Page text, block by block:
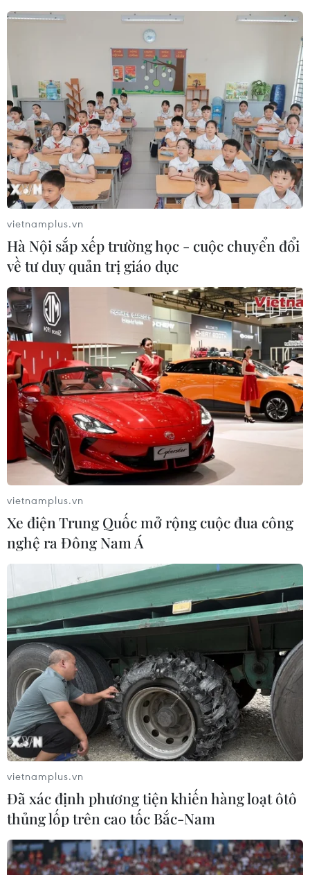
Chứng khoán Mỹ giảm mạnh do tâm lý nhà đầu tư bị
ảnh hưởng khi lạm phát tiêu dùng của Mỹ tăng từ 3,8%
trong tháng 4 lên 4,2% trong tháng 5/2026, mức cao
vietnamplus.vn
Hà Nội sắp xếp trường học - cuộc chuyển đổi
về tư duy quản trị giáo dục
vietnamplus.vn
Xe điện Trung Quốc mở rộng cuộc đua công
nghệ ra Đông Nam Á
vietnamplus.vn
Đã xác định phương tiện khiến hàng loạt ôtô
thủng lốp trên cao tốc Bắc-Nam